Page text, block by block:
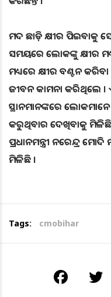
ମଦ ଛାଡ଼ି କ୍ଷୀର ପିଇବାକୁ
ସମୟରେ ଲୋକଙ୍କୁ କ୍ଷୀର
ମଧ୍ୟରେ କ୍ଷୀର ବଣ୍ଟନ କରିବା
ଜୀବନ କାମନା କରିଥିଲେ
ସ୍ଥାନମାନଙ୍କରେ
କରୁଥିବାର ଦେଖିବାକୁ ମିଳିଛି
ପ୍ରଧାନମନ୍ତ୍ରୀ ନରେନ୍ଦ୍ର
ମିଳିଛି ।
Tags: cmobihar